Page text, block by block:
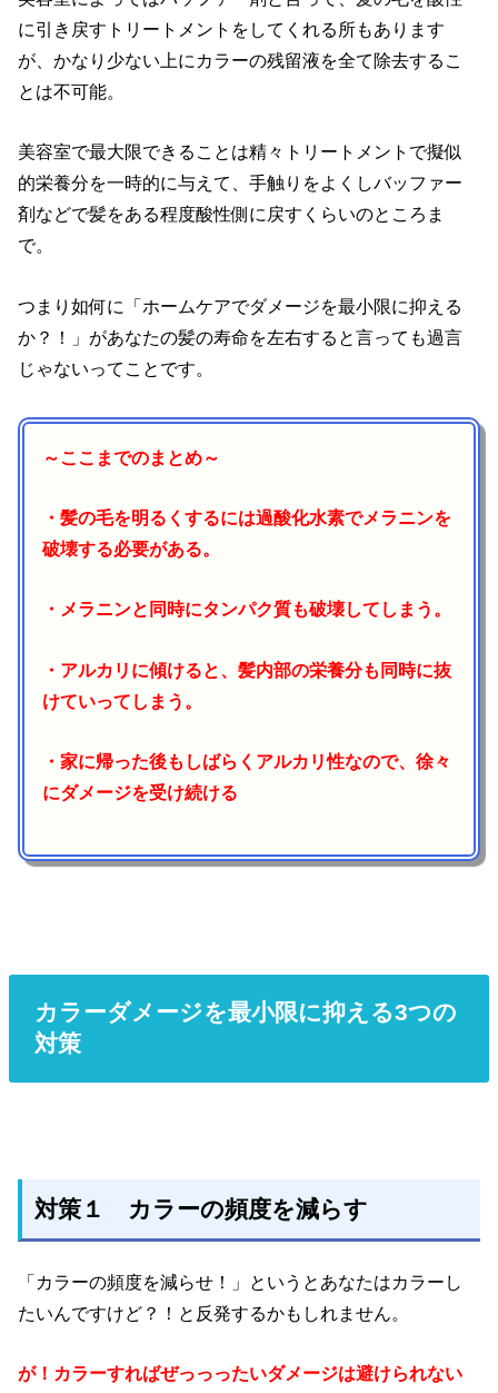
に引き戻すトリートメントをしてくれる所もあります
が、かなり少ない上にカラーの残留液を全て除去するこ
とは不可能。
美容室で最大限できることは精々トリートメントで擬似
的栄養分を一時的に与えて、手触りをよくしバッファー
剤などで髪をある程度酸性側に戻すくらいのところま
で。
つまり如何に「ホームケアでダメージを最小限に抑える
か？！」があなたの髪の寿命を左右すると言っても過言
じゃないってことです。
～ここまでのまとめ～
・髪の毛を明るくするには過酸化水素でメラニンを
破壊する必要がある。
・メラニンと同時にタンパク質も破壊してしまう。
・アルカリに傾けると、髪内部の栄養分も同時に抜
けていってしまう。
・家に帰った後もしばらくアルカリ性なので、徐々
にダメージを受け続ける
カラーダメージを最小限に抑える3つの
対策
対策１ カラーの頻度を減らす
「カラーの頻度を減らせ！」というとあなたはカラーし
たいんですけど？！と反発するかもしれません。
が！カラーすればぜっっったいダメージは避けられない